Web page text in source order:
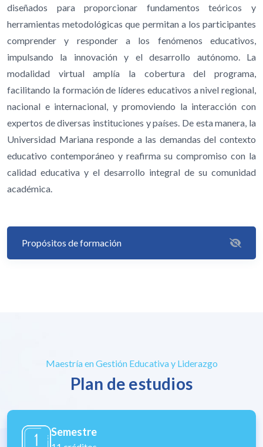
diseñados para proporcionar fundamentos teóricos y
herramientas metodológicas que permitan a los participantes
comprender y responder a los fenómenos educativos,
impulsando la innovación y el desarrollo autónomo. La
modalidad virtual amplía la cobertura del programa,
facilitando la formación de líderes educativos a nivel regional,
nacional e internacional, y promoviendo la interacción con
expertos de diversas instituciones y países. De esta manera, la
Universidad Mariana responde a las demandas del contexto
educativo contemporáneo y reafirma su compromiso con la
calidad educativa y el desarrollo integral de su comunidad
académica.
Propósitos de formación
Maestría en Gestión Educativa y Liderazgo
Plan de estudios
Semestre